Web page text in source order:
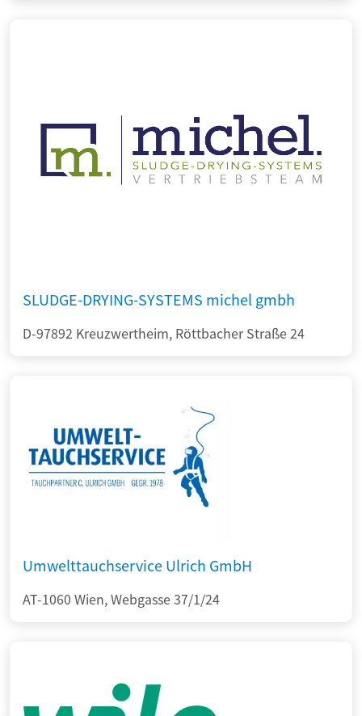
SLUDGE-DRYING-SYSTEMS michel gmbh
D-97892 Kreuzwertheim, Röttbacher Straße 24
Umwelttauchservice Ulrich GmbH
AT-1060 Wien, Webgasse 37/1/24